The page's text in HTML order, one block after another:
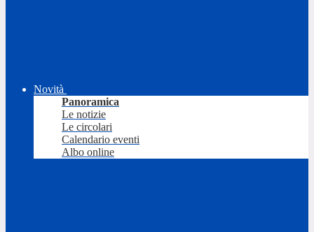
Novità
Panoramica
Le notizie
Le circolari
Calendario eventi
Albo online